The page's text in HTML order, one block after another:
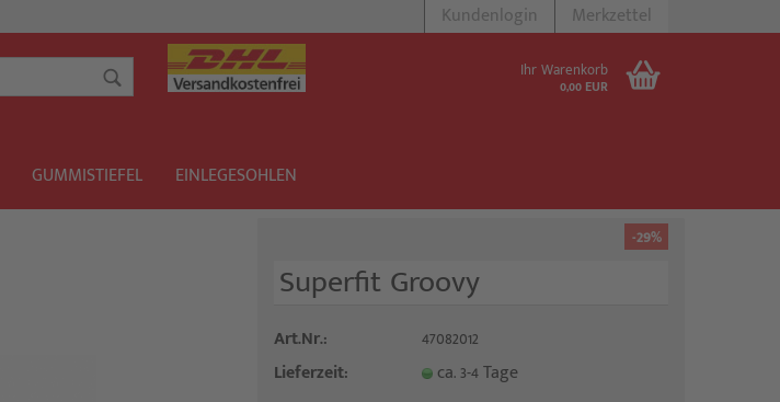
Kundenlogin Merkzettel
Ihr Warenkorb
0,00 EUR
GUMMISTIEFEL EINLEGESOHLEN
-29%
Superfit Groovy
Art.Nr.:
47082012
Lieferzeit:
ca. 3-4 Tage